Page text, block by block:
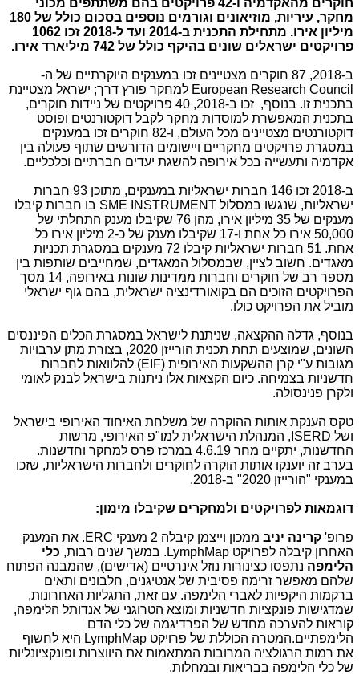
חוקרים מהאקדמיה ו-42 פרויקטים בהם משתתפים מכוני
מחקר, עיריות, מוזיאונים וגורמים נוספים בסכום כולל של 180
מיליון אירו. מתחילת התכנית ב-2014 ועד ל-2018 זכו 1062
פרויקטים ישראלים שונים בהיקף כולל של 742 מיליארד אירו.
ב-2018, 87 חוקרים מצטיינים זכו במענקים היוקרתיים של ה-
European Research Council למחקר פורץ דרך; ישראל מצטיינת
בתכנית זו. בנוסף, זכו ב-2018, 40 פרויקטים של ניידות חוקרים,
בתכנית המאפשרת למוסדות מחקר לקבל דוקטורנטים ופוסט
דוקטורנטים מצטיינים מכל העולם, ו-82 חוקרים זכו במענקים
במסגרת פרויקטים מחקריים ויישומים הדורשים שתוף פעולה בין
אקדמיה ותעשייה בכל אירופה להשגת יעדים חברתיים וכלכליים.
ב-2018 זכו 146 חברות ישראליות במענקים, מתוכן 93 חברות
ישראליות, שנגשו במסלול SME INSTRUMENT בו חברות קיבלו
מענקים של 35 מיליון אירו, מהן 76 שקיבלו מענק התחלתי של
50,000 אירו כל אחת ו-17 שקיבלו מענק של כ-2 מיליון אירו כל
אחת. 51 חברות ישראליות קיבלו 72 מענקים במסגרת תכניות
מאגדים. חשוב לציין, שבמסלול המאגדים, שמחייבים שותפות בין
מספר רב של חוקרים וחברות ממדינות שונות באירופה, 14 מסך
הפרויקטים הזוכים הם בקואורדינציה ישראלית, בהם גוף ישראלי
מוביל את הפרויקט כולו.
בנוסף, גדלה ההקצאה, שניתנת לישראל במסגרת הכלים הפיננסים
השונים, שמוצעים תחת תכנית הורייזן 2020, בצורת מתן ערבויות
מגובות ע"י קרן ההשקעות האירופית (EIF) להלוואות לחברות
חדשניות בצמיחה. כיום הקצאות אלו ניתנות בישראל לבנק לאומי
ולקרן פנינסולה.
טקס הענקת אותות ההוקרה של משלחת האיחוד האירופי בישראל
ושל ISERD , המנהלת הישראלית למו"פ האירופי, מרשות
החדשנות, יתקיים מחר 4.6.19 במרכז פרס למחקר וחדשנות.
בערב זה יוענקו אותות הוקרה לחוקרים ולחברות הישראליות, שזכו
במענקי "הורייזן 2020" ב-2018.
דוגמאות לפרויקטים ולמחקרים שקיבלו מימון:
פרופ' קרינה יניב ממכון וייצמן קיבלה 2 מענקי ERC. את המענק
האחרון קיבלה לפרויקט LymphMap . במשך שנים רבות, כלי
הלימפה נתפסו כצינורות נוזל אינרטיים (אדישים), שהמבנה הפתוח
שלהם מאפשר זרימה פסיבית של אנטיגנים, חלבונים ותאים
ברקמות היקפיות לאברי הלימפה. עם זאת, התגליות האחרונות,
שמדגישות פונקציות חדשניות ומוצא הטרוגני של אנדותל הלימפה,
קוראות להערכה מחדש של הפרדיגמה של כלי הדם
הלימפתיים.המטרה הכוללת של פרויקט LymphMap היא לחשוף
את רמות הרגולציה המרובות המתאמות את היווצרות ופונקציונליות
של כלי הלימפה בבריאות ובמחלות.